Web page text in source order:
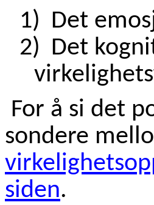
1) Det
2) Det
For å si det
sondere
siden.